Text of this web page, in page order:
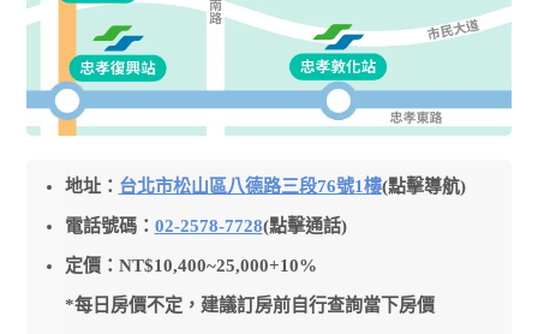
地址： 台北市松山區八德路三段76號1樓(點擊導航)
電話號碼： 02-2578-7728(點擊通話)
定價：NT$10,400~25,000+10%
*每日房價不定，建議訂房前自行查詢當下房價